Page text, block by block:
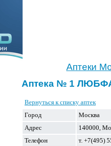
Аптеки
Аптека № 1
Вернуться к списку аптек
Город
Москва
Адрес
140000,
Телефон
т. +7(495)